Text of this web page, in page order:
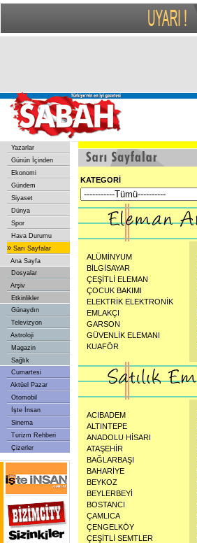
Yazarlar
Günün İçinden
Ekonomi
Gündem
Siyaset
Dünya
Spor
Hava Durumu
» Sarı Sayfalar
Ana Sayfa
Dosyalar
Arşiv
Etkinlikler
Günaydın
Televizyon
Astroloji
Magazin
Sağlık
Cumartesi
Aktüel Pazar
Otomobil
İşte İnsan
Sinema
Turizm Rehberi
Çizerler
KATEGORİ
ALÜMİNYUM
BİLGİSAYAR
ÇEŞİTLİ ELEMAN
ÇOCUK BAKIMI
ELEKTRİK ELEKTRONİK
EMLAKÇI
GARSON
GÜVENLİK ELEMANI
KUAFÖR
ACIBADEM
ALTINTEPE
ANADOLU HİSARI
ATAŞEHİR
BAĞLARBAŞI
BAHARİYE
BEYKOZ
BEYLERBEYİ
BOSTANCI
ÇAMLICA
ÇENGELKÖY
ÇEŞİTLİ SEMTLER